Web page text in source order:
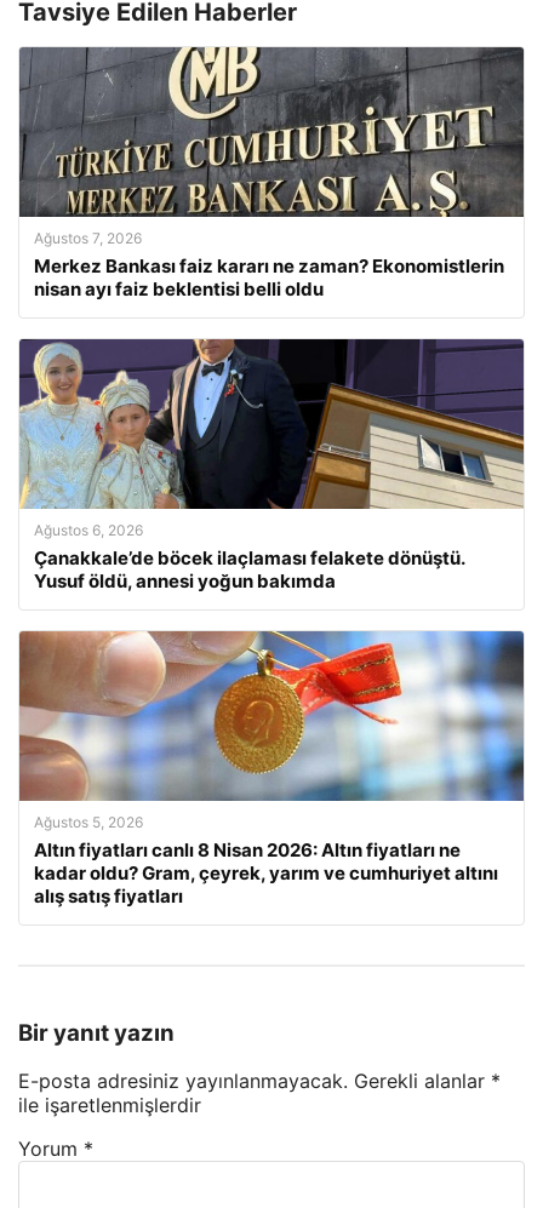
Tavsiye Edilen Haberler
Ağustos 7, 2026
Merkez Bankası faiz kararı ne zaman? Ekonomistlerin
nisan ayı faiz beklentisi belli oldu
Ağustos 6, 2026
Çanakkale’de böcek ilaçlaması felakete dönüştü.
Yusuf öldü, annesi yoğun bakımda
Ağustos 5, 2026
Altın fiyatları canlı 8 Nisan 2026: Altın fiyatları ne
kadar oldu? Gram, çeyrek, yarım ve cumhuriyet altını
alış satış fiyatları
Bir yanıt yazın
E-posta adresiniz yayınlanmayacak. Gerekli alanlar *
ile işaretlenmişlerdir
Yorum *